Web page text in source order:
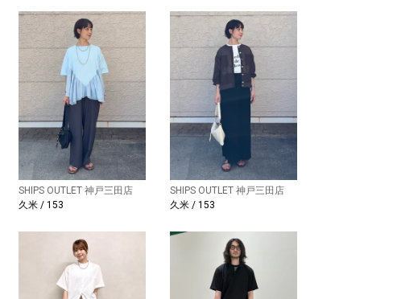
SHIPS OUTLET 神戸三田店
久米 / 153
SHIPS OUTLET 神戸三田店
久米 / 153